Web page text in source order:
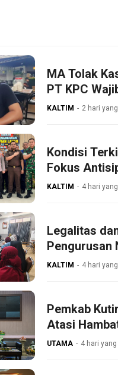
MA Tolak
PT KPC
KALTIM 2 hari
Kondisi
Fokus
KALTIM 4 hari
Legalitas
Pengurusan
KALTIM 4 hari
Pemkab
Atasi
UTAMA 4 hari